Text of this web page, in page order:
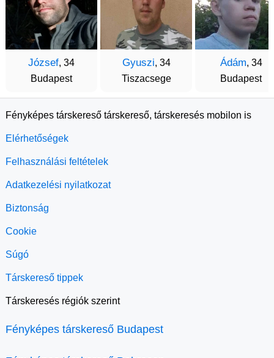
József, 34
Budapest
Gyuszi, 34
Tiszacsege
Ádám, 34
Budapest
Fényképes társkereső társkereső, társkeresés mobilon is
Elérhetőségek
Felhasználási feltételek
Adatkezelési nyilatkozat
Biztonság
Cookie
Súgó
Társkereső tippek
Társkeresés régiók szerint
Fényképes társkereső Budapest